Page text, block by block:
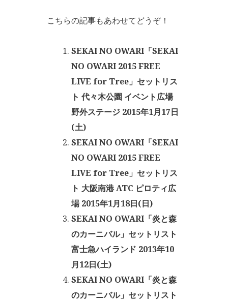
こちらの記事もあわせてどうぞ！
SEKAI NO OWARI「SEKAI
NO OWARI 2015 FREE
LIVE for Tree」セットリス
ト 代々木公園 イベント広場
野外ステージ 2015年1月17日
(土)
SEKAI NO OWARI「SEKAI
NO OWARI 2015 FREE
LIVE for Tree」セットリス
ト 大阪南港 ATC ピロティ広
場 2015年1月18日(日)
SEKAI NO OWARI「炎と森
のカーニバル」セットリスト
富士急ハイランド 2013年10
月12日(土)
SEKAI NO OWARI「炎と森
のカーニバル」セットリスト